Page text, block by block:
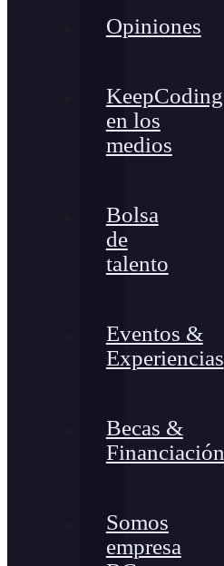
Opiniones
KeepCoding
en los
medios
Bolsa
de
talento
Eventos &
Experiencias
Becas &
Financiación
Somos
empresa